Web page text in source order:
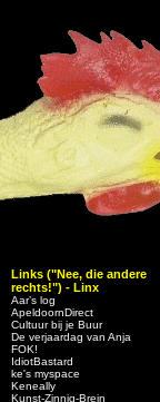
Links ("Nee, die andere
rechts!") - Linx
Aar’s log
ApeldoornDirect
Cultuur bij je Buur
De verjaardag van Anja
FOK!
IdiotBastard
ke's myspace
Keneally
Kunst-Zinnig-Brein